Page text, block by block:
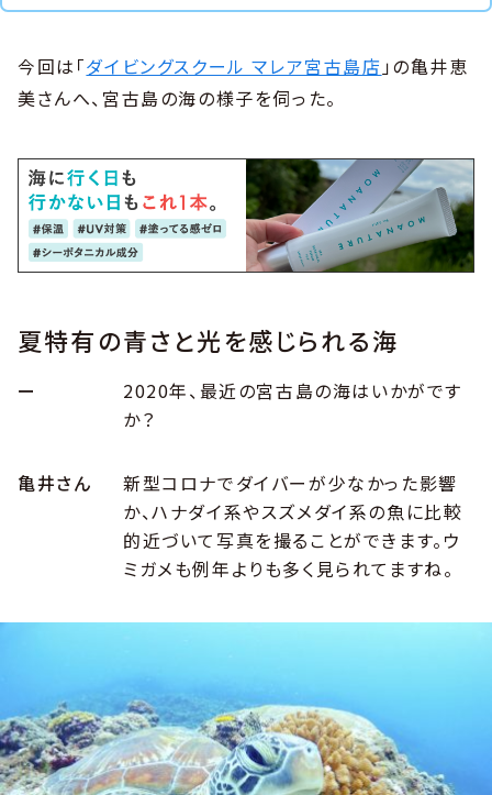
今回は「ダイビングスクール マレア宮古島店 」の亀井恵
美さんへ、宮古島の海の様子を伺った。
夏特有の青さと光を感じられる海
ー
2020年、最近の宮古島の海はいかがです
か？
亀井さん
新型コロナでダイバーが少なかった影響
か、ハナダイ系やスズメダイ系の魚に比較
的近づいて写真を撮ることができます。ウ
ミガメも例年よりも多く見られてますね。